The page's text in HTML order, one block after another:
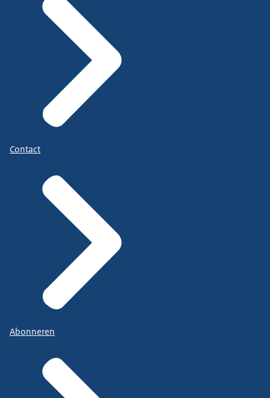
Contact
Abonneren